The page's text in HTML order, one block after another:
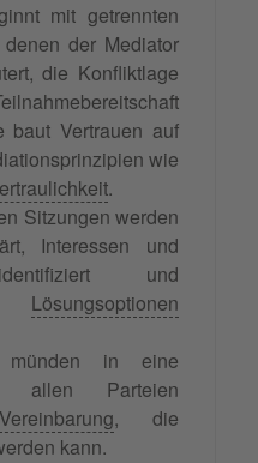
mit getrennten
der Mediator
die Konfliktlage
baut Vertrauen auf
wie
.
Sitzungen werden
Interessen und
und
Lösungsoptionen
münden in eine
allen Parteien
Vereinbarung, die
kann.